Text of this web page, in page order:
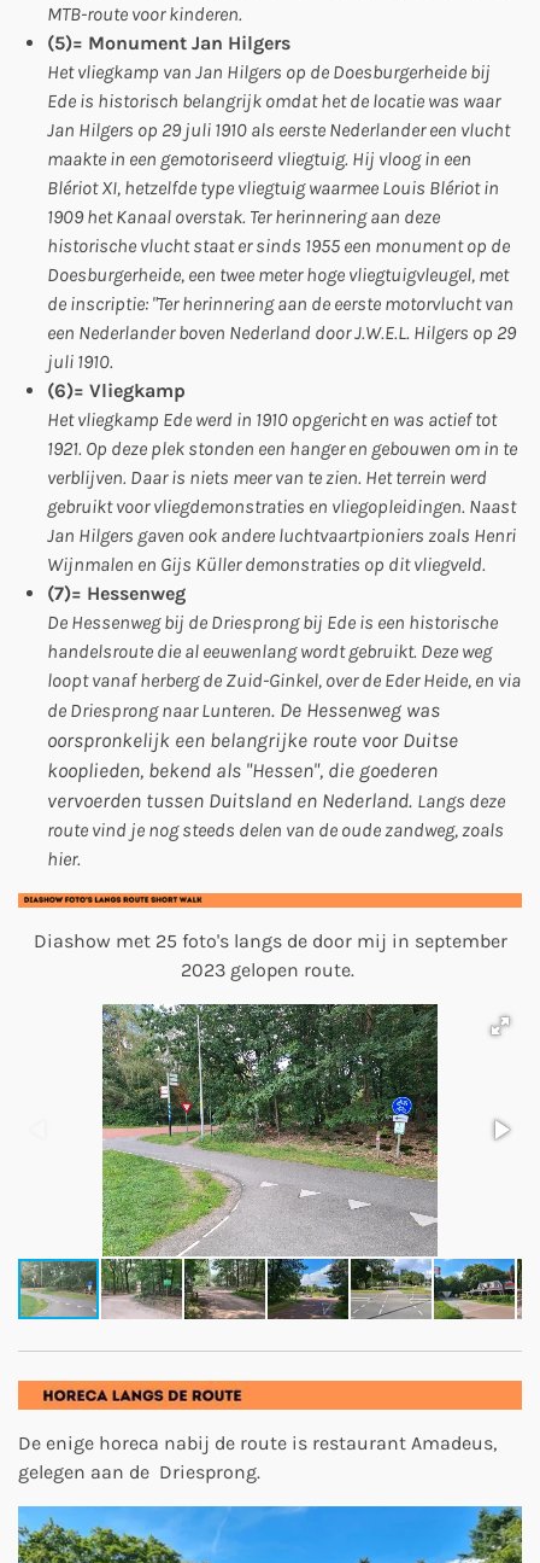
MTB-route voor kinderen.
(5)= Monument Jan Hilgers
Het vliegkamp van Jan Hilgers op de Doesburgerheide bij
Ede is historisch belangrijk omdat het de locatie was waar
Jan Hilgers op 29 juli 1910 als eerste Nederlander een vlucht
maakte in een gemotoriseerd vliegtuig. Hij vloog in een
Blériot XI, hetzelfde type vliegtuig waarmee Louis Blériot in
1909 het Kanaal overstak. Ter herinnering aan deze
historische vlucht staat er sinds 1955 een monument op de
Doesburgerheide, een twee meter hoge vliegtuigvleugel, met
de inscriptie: "Ter herinnering aan de eerste motorvlucht van
een Nederlander boven Nederland door J.W.E.L. Hilgers op 29
juli 1910.
(6)= Vliegkamp
Het vliegkamp Ede werd in 1910 opgericht en was actief tot
1921. Op deze plek stonden een hanger en gebouwen om in te
verblijven. Daar is niets meer van te zien. Het terrein werd
gebruikt voor vliegdemonstraties en vliegopleidingen. Naast
Jan Hilgers gaven ook andere luchtvaartpioniers zoals Henri
Wijnmalen en Gijs Küller demonstraties op dit vliegveld.
(7)= Hessenweg
De Hessenweg bij de Driesprong bij Ede is een historische
handelsroute die al eeuwenlang wordt gebruikt. Deze weg
loopt vanaf herberg de Zuid-Ginkel, over de Eder Heide, en via
de Driesprong naar Lunteren. De Hessenweg was
oorspronkelijk een belangrijke route voor Duitse
kooplieden, bekend als "Hessen", die goederen
vervoerden tussen Duitsland en Nederland. Langs deze
route vind je nog steeds delen van de oude zandweg, zoals
hier.
Diashow met 25 foto's langs de door mij in september
2023 gelopen route.
De enige horeca nabij de route is restaurant Amadeus,
gelegen aan de Driesprong.